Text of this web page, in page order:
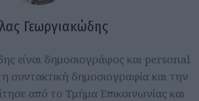
Γεωργιακώδης
είναι δημοσιογράφος και personal
συντακτική δημοσιογραφία και την
από το Τμήμα Επικοινωνίας και